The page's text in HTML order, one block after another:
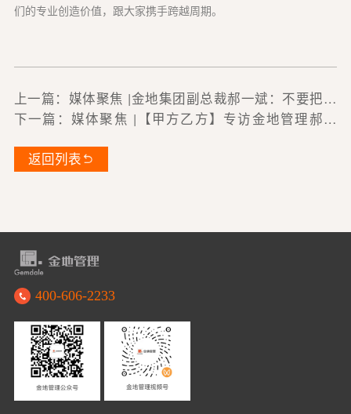
们的专业创造价值，跟大家携手跨越周期。
上一篇：媒体聚焦 |金地集团副总裁郝一斌：不要把所
有东西都做到极端，要保持平衡和适应力
下一篇：媒体聚焦 |【甲方乙方】专访金地管理郝一
返回列表
400-606-2233